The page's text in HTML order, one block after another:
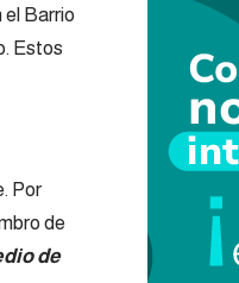
Barrio
Estos
. Por
de
de